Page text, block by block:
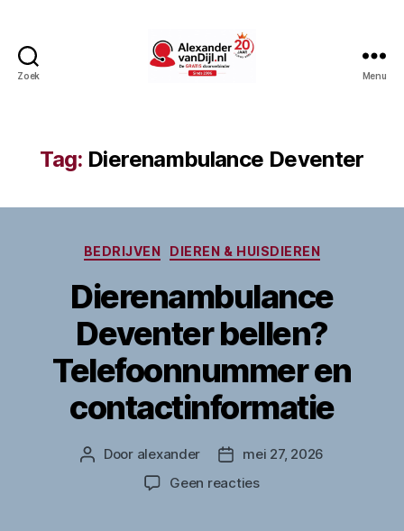
Zoek Menu
Tag: Dierenambulance Deventer
Categorieën
BEDRIJVEN DIEREN & HUISDIEREN
Dierenambulance
Deventer bellen?
Telefoonnummer en
contactinformatie
Berichtauteur
Door alexander Berichtdatum
mei 27, 2026
Geen reactiesop